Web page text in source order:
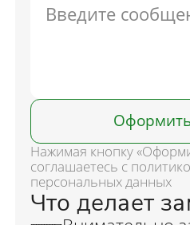
Нажимая кнопку
соглашаетесь с
персональных данных